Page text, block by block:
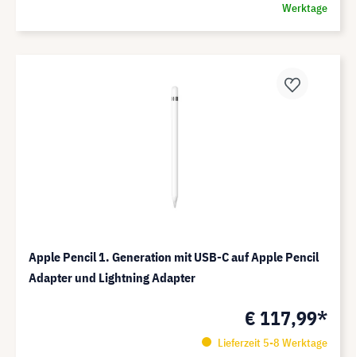
Werktage
Apple Pencil 1. Generation mit USB-C auf Apple Pencil
Adapter und Lightning Adapter
€ 117,99*
Lieferzeit 5-8 Werktage